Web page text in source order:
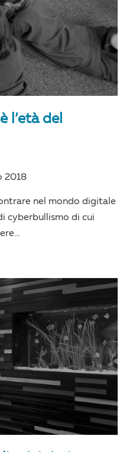
l’età del
2018
nel mondo digitale
cyberbullismo di cui